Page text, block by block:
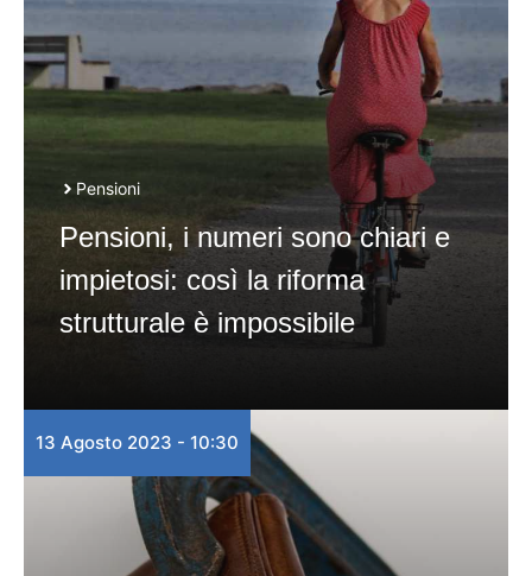
Pensioni
Pensioni, i numeri sono chiari e
impietosi: così la riforma
strutturale è impossibile
13 Agosto 2023 - 10:30